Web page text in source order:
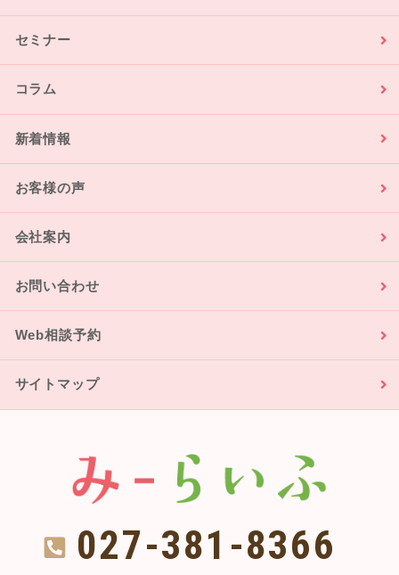
セミナー
コラム
新着情報
お客様の声
会社案内
お問い合わせ
Web相談予約
サイトマップ
027-381-8366